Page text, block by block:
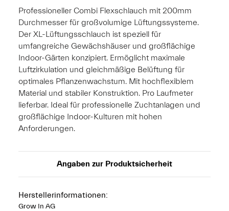
Professioneller Combi Flexschlauch mit 200mm
Durchmesser für großvolumige Lüftungssysteme.
Der XL-Lüftungsschlauch ist speziell für
umfangreiche Gewächshäuser und großflächige
Indoor-Gärten konzipiert. Ermöglicht maximale
Luftzirkulation und gleichmäßige Belüftung für
optimales Pflanzenwachstum. Mit hochflexiblem
Material und stabiler Konstruktion. Pro Laufmeter
lieferbar. Ideal für professionelle Zuchtanlagen und
großflächige Indoor-Kulturen mit hohen
Anforderungen.
Angaben zur Produktsicherheit
Herstellerinformationen:
Grow In AG